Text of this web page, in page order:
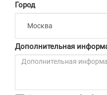
Город
Дополнительная